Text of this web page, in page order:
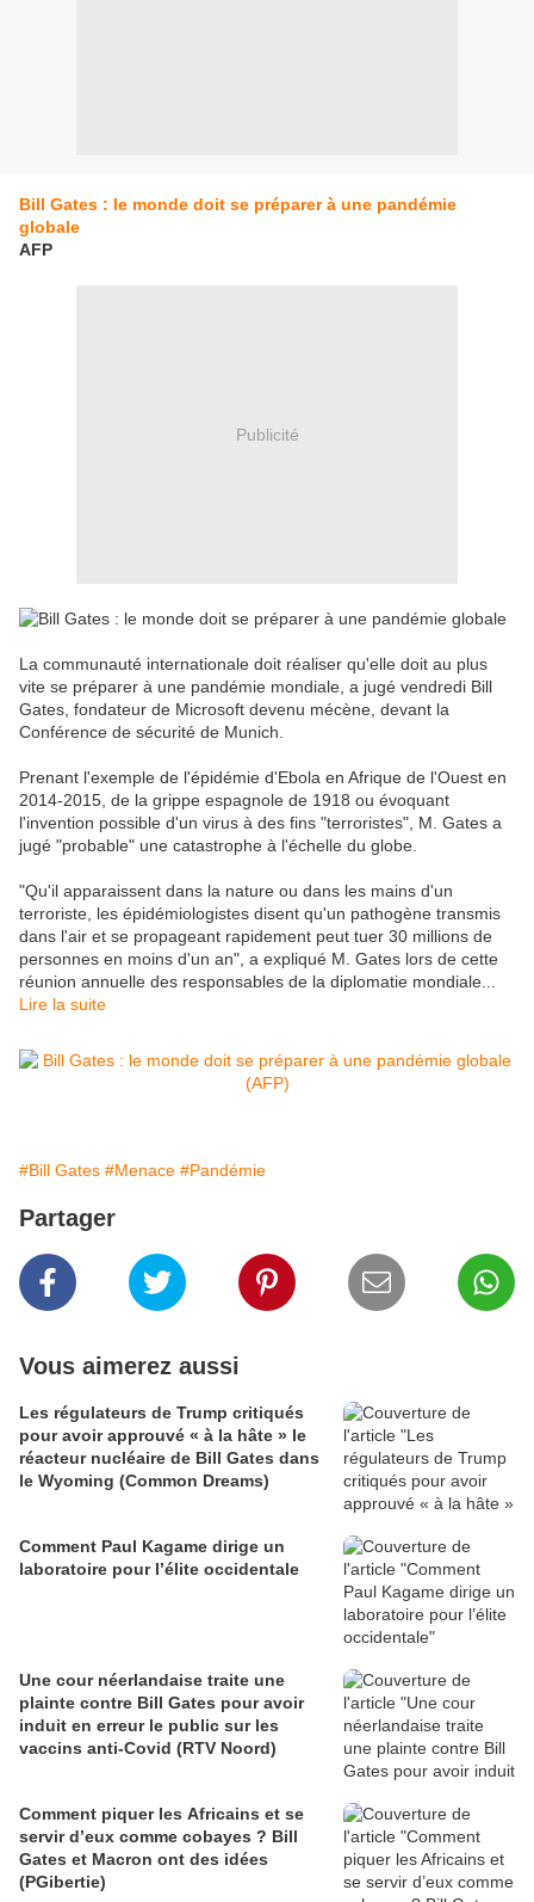
Bill Gates : le monde doit se préparer à une pandémie
globale
AFP
Publicité
La communauté internationale doit réaliser qu'elle doit au plus
vite se préparer à une pandémie mondiale, a jugé vendredi Bill
Gates, fondateur de Microsoft devenu mécène, devant la
Conférence de sécurité de Munich.
Prenant l'exemple de l'épidémie d'Ebola en Afrique de l'Ouest en
2014-2015, de la grippe espagnole de 1918 ou évoquant
l'invention possible d'un virus à des fins "terroristes", M. Gates a
jugé "probable" une catastrophe à l'échelle du globe.
"Qu'il apparaissent dans la nature ou dans les mains d'un
terroriste, les épidémiologistes disent qu'un pathogène transmis
dans l'air et se propageant rapidement peut tuer 30 millions de
personnes en moins d'un an", a expliqué M. Gates lors de cette
réunion annuelle des responsables de la diplomatie mondiale...
Lire la suite
#Bill Gates #Menace #Pandémie
Partager
Vous aimerez aussi
Les régulateurs de Trump critiqués
pour avoir approuvé « à la hâte » le
réacteur nucléaire de Bill Gates dans
le Wyoming (Common Dreams)
Comment Paul Kagame dirige un
laboratoire pour l’élite occidentale
Une cour néerlandaise traite une
plainte contre Bill Gates pour avoir
induit en erreur le public sur les
vaccins anti-Covid (RTV Noord)
Comment piquer les Africains et se
servir d’eux comme cobayes ? Bill
Gates et Macron ont des idées
(PGibertie)